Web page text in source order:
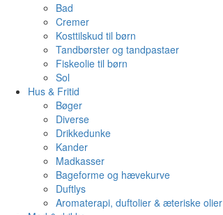
Bad
Cremer
Kosttilskud til børn
Tandbørster og tandpastaer
Fiskeolie til børn
Sol
Hus & Fritid
Bøger
Diverse
Drikkedunke
Kander
Madkasser
Bageforme og hævekurve
Duftlys
Aromaterapi, duftolier & æteriske olier